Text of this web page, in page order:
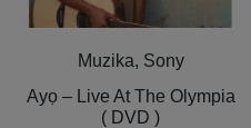
Muzika, Sony
Ayọ ‎– Live At The Olympia
( DVD )